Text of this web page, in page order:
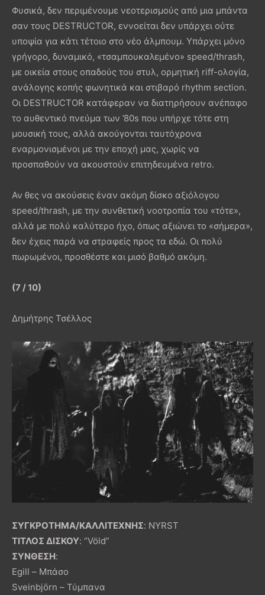
Φυσικά, δεν περιμένουμε νεοτερισμούς από μια μπάντα
σαν τους DESTRUCTOR, εννοείται δεν υπάρχει ούτε
υποψία για κάτι τέτοιο στο νέο άλμπουμ. Υπάρχει μόνο
γρήγορο, δυναμικό, «τσαμπουκαλεμένο» speed/thrash,
με οικεία στους οπαδούς του στυλ, ορμητική riff-ολογία,
ανάλογης κοπής φωνητικά και στιβαρό rhythm section.
Oι DESTRUCTOR κατάφεραν να διατηρήσουν ανέπαφο
το αυθεντικό πνεύμα των ’80s που υπήρχε τότε στη
μουσική τους, αλλά ακούγονται ταυτόχρονα
εναρμονισμένοι με την εποχή μας, χωρίς να
προσπαθούν να ακουστούν επιτηδευμένα retro.
Αν θες να ακούσεις έναν ακόμη δίσκο αξιόλογου
speed/thrash, με την συνθετική νοοτροπία του «τότε»,
αλλά με πολύ καλύτερο ήχο, όπως αξιώνει το «σήμερα»,
δεν έχεις παρά να στραφείς προς τα εδώ. Οι πολύ
πωρωμένοι, προσθέστε και μισό βαθμό ακόμη.
(7 / 10)
Δημήτρης Τσέλλος
ΣΥΓΚΡΟΤΗΜΑ/ΚΑΛΛΙΤΕΧΝΗΣ: NYRST
ΤΙΤΛΟΣ ΔΙΣΚΟΥ: “Völd”
ΣΥΝΘΕΣΗ:
Egill – Μπάσο
Sveinbjörn – Τύμπανα